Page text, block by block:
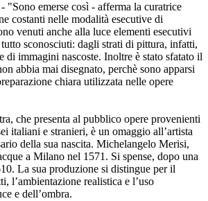
- "Sono emerse così - afferma la curatrice
costanti nelle modalità esecutive di
venuti anche alla luce elementi esecutivi
sconosciuti: dagli strati di pittura, infatti,
di immagini nascoste. Inoltre è stato sfatato il
abbia mai disegnato, perchè sono apparsi
chiara utilizzata nelle opere
che presenta al pubblico opere provenienti
italiani e stranieri, è un omaggio all’artista
della sua nascita. Michelangelo Merisi,
a Milano nel 1571. Si spense, dopo una
La sua produzione si distingue per il
l’ambientazione realistica e l’uso
e dell’ombra.